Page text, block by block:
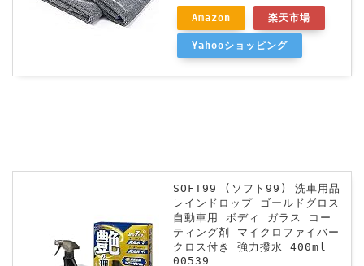
Amazon 楽天市場
Yahooショッピング
SOFT99 (ソフト99) 洗車用品
レインドロップ ゴールドグロス
自動車用 ボディ ガラス コー
ティング剤 マイクロファイバー
クロス付き 強力撥水 400ml
00539